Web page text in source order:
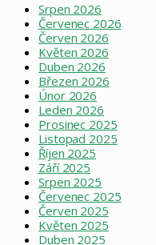
Srpen 2026
Červenec 2026
Červen 2026
Květen 2026
Duben 2026
Březen 2026
Únor 2026
Leden 2026
Prosinec 2025
Listopad 2025
Říjen 2025
Září 2025
Srpen 2025
Červenec 2025
Červen 2025
Květen 2025
Duben 2025